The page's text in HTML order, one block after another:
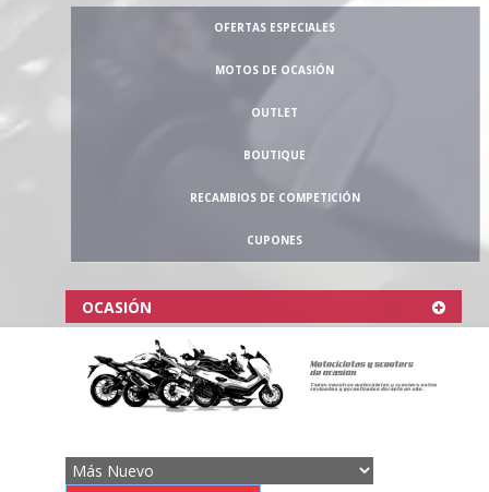
OFERTAS ESPECIALES
MOTOS DE OCASIÓN
OUTLET
BOUTIQUE
RECAMBIOS DE COMPETICIÓN
CUPONES
OCASIÓN